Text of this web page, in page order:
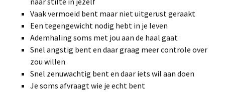
Vaak vermoeid bent maar niet uitgerust geraakt
Een tegengewicht nodig hebt in je leven
Ademhaling soms met jou aan de haal gaat
Snel angstig bent en daar graag meer controle over
zou willen
Snel zenuwachtig bent en daar iets wil aan doen
Je soms afvraagt wie je echt bent